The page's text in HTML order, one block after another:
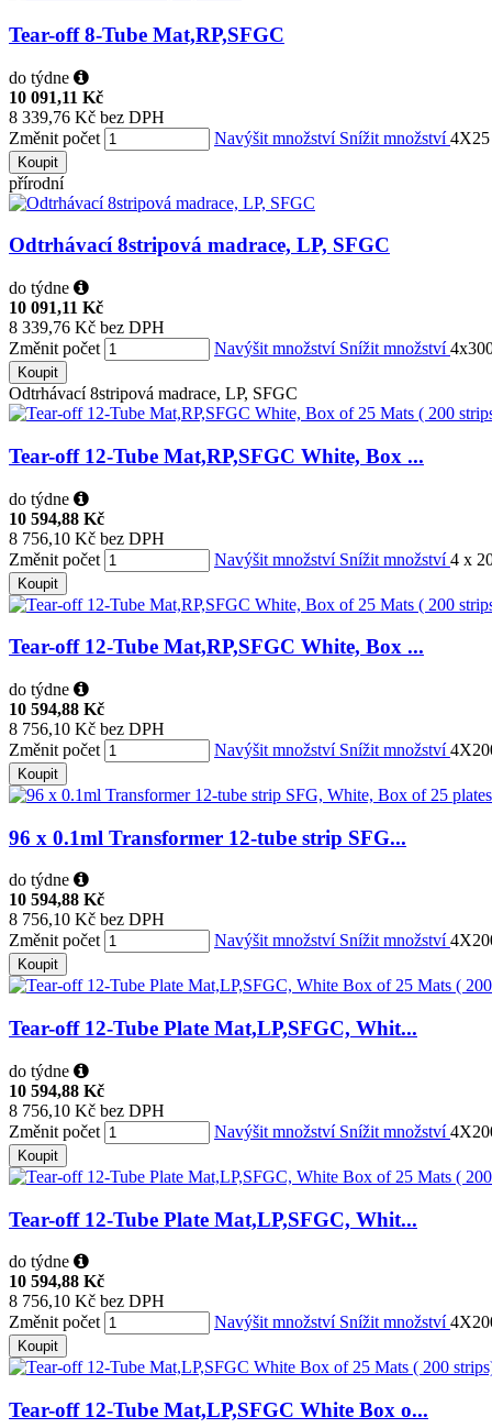
Tear-off 8-Tube Mat,RP,SFGC
do týdne
10 091,11 Kč
8 339,76 Kč bez DPH
Změnit počet
Navýšit množství Snížit množství4X25
Koupit
přírodní
Odtrhávací 8stripová madrace, LP, SFGC
do týdne
10 091,11 Kč
8 339,76 Kč bez DPH
Změnit počet
Navýšit množství Snížit množství
Koupit
Odtrhávací 8stripová madrace, LP, SFGC
Tear-off 12-Tube Mat,RP,SFGC White, Box ...
do týdne
10 594,88 Kč
8 756,10 Kč bez DPH
Změnit počet
Navýšit množství Snížit množství4 x
Koupit
Tear-off 12-Tube Mat,RP,SFGC White, Box ...
do týdne
10 594,88 Kč
8 756,10 Kč bez DPH
Změnit počet
Navýšit množství Snížit množství
Koupit
96 x 0.1ml Transformer 12-tube strip SFG...
do týdne
10 594,88 Kč
8 756,10 Kč bez DPH
Změnit počet
Navýšit množství Snížit množství
Koupit
Tear-off 12-Tube Plate Mat,LP,SFGC, Whit...
do týdne
10 594,88 Kč
8 756,10 Kč bez DPH
Změnit počet
Navýšit množství Snížit množství
Koupit
Tear-off 12-Tube Plate Mat,LP,SFGC, Whit...
do týdne
10 594,88 Kč
8 756,10 Kč bez DPH
Změnit počet
Navýšit množství Snížit množství
Koupit
Tear-off 12-Tube Mat,LP,SFGC White Box o...